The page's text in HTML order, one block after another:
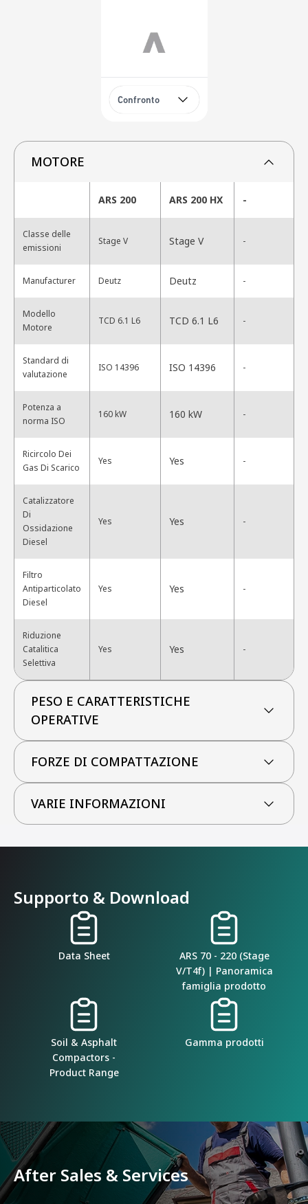
Confronto
MOTORE
ARS 200 ARS 200 HX -
Classe delle
emissioni
Stage V Stage V -
Manufacturer Deutz Deutz -
Modello
Motore
TCD 6.1 L6 TCD 6.1 L6 -
Standard di
valutazione
ISO 14396 ISO 14396 -
Potenza a
norma ISO
160 kW 160 kW -
Ricircolo Dei
Gas Di Scarico
Yes Yes -
Catalizzatore
Di
Ossidazione
Diesel
Yes Yes -
Filtro
Antiparticolato
Diesel
Yes Yes -
Riduzione
Catalitica
Selettiva
Yes Yes -
PESO E CARATTERISTICHE
OPERATIVE
FORZE DI COMPATTAZIONE
VARIE INFORMAZIONI
Supporto & Download
Data Sheet
ARS 70 - 220 (Stage
V/T4f) | Panoramica
famiglia prodotto
Soil & Asphalt
Compactors -
Product Range
Gamma prodotti
After Sales & Services